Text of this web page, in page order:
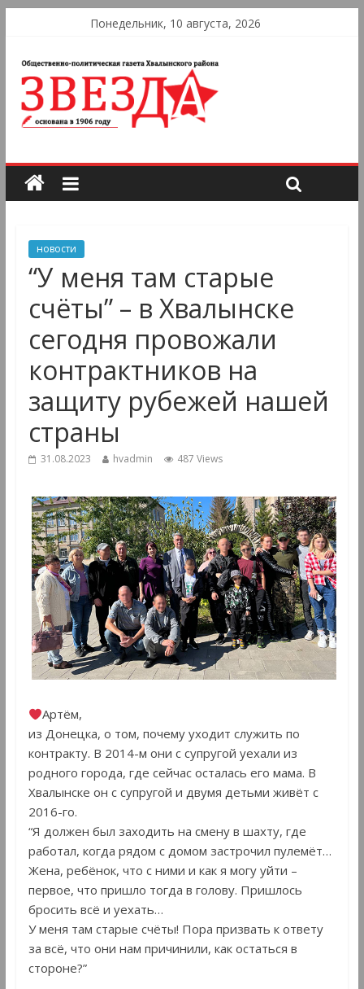
Понедельник, 10 августа, 2026
новости
“У меня там старые
счёты” – в Хвалынске
сегодня провожали
контрактников на
защиту рубежей нашей
страны
31.08.2023 hvadmin 487 Views
Артём,
из Донецка, о том, почему уходит служить по
контракту. В 2014-м они с супругой уехали из
родного города, где сейчас осталась его мама. В
Хвалынске он с супругой и двумя детьми живёт с
2016-го.
“Я должен был заходить на смену в шахту, где
работал, когда рядом с домом застрочил пулемёт…
Жена, ребёнок, что с ними и как я могу уйти –
первое, что пришло тогда в голову. Пришлось
бросить всё и уехать…
У меня там старые счёты! Пора призвать к ответу
за всё, что они нам причинили, как остаться в
стороне?”